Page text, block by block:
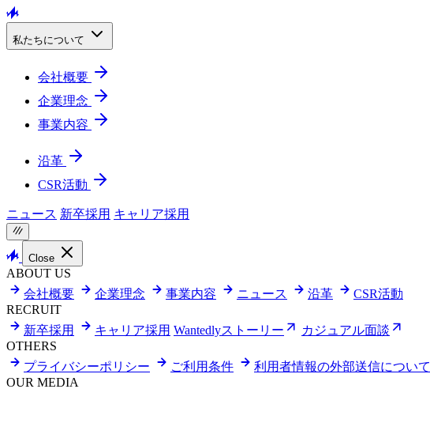
私たちについて
会社概要
企業理念
事業内容
沿革
CSR活動
ニュース 新卒採用 キャリア採用
Close
ABOUT US
会社概要
企業理念 事業内容 ニュース 沿革
CSR活動
RECRUIT
新卒採用
キャリア採用 Wantedlyストーリー
カジュアル面談
OTHERS
プライバシーポリシー
ご利用条件 利用者情報の外部送信について
OUR MEDIA